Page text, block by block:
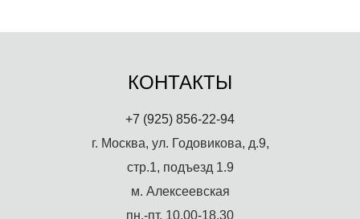
КОНТАКТЫ
+7 (925) 856-22-94
г. Москва, ул. Годовикова, д.9,
стр.1, подъезд 1.9
м. Алексеевская
пн.-пт. 10.00-18.30